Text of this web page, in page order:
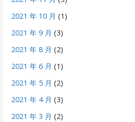
2021 年 10 月 (1)
2021 年 9 月 (3)
2021 年 8 月 (2)
2021 年 6 月 (1)
2021 年 5 月 (2)
2021 年 4 月 (3)
2021 年 3 月 (2)